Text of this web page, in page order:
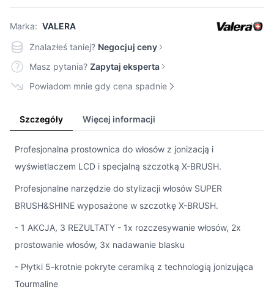
Marka: VALERA
Znalazłeś taniej? Negocjuj ceny
Masz pytania? Zapytaj eksperta
Powiadom mnie gdy cena spadnie
Szczegóły Więcej informacji
Profesjonalna prostownica do włosów z jonizacją i
wyświetlaczem LCD i specjalną szczotką X-BRUSH.
Profesjonalne narzędzie do stylizacji włosów SUPER
BRUSH&SHINE wyposażone w szczotkę X-BRUSH.
- 1 AKCJA, 3 REZULTATY - 1x rozczesywanie włosów, 2x
prostowanie włosów, 3x nadawanie blasku
- Płytki 5-krotnie pokryte ceramiką z technologią jonizująca
Tourmaline